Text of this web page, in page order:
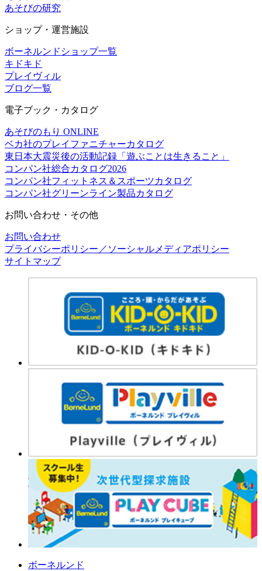
あそびの研究
ショップ・運営施設
ボーネルンドショップ一覧
キドキド
プレイヴィル
ブログ一覧
電子ブック・カタログ
あそびのもり ONLINE
ベカ社のプレイファニチャーカタログ
東日本大震災後の活動記録「遊ぶことは生きること」
コンパン社総合カタログ2026
コンパン社フィットネス＆スポーツカタログ
コンパン社グリーンライン製品カタログ
お問い合わせ・その他
お問い合わせ
プライバシーポリシー／ソーシャルメディアポリシー
サイトマップ
ボーネルンド